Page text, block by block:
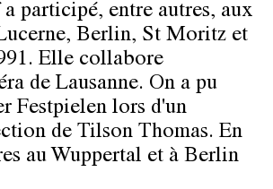
participé, entre autres, aux
Berlin, St Moritz et
Elle collabore
de Lausanne. On a pu
Festpielen lors d'un
de Tilson Thomas. En
au Wuppertal et à Berlin